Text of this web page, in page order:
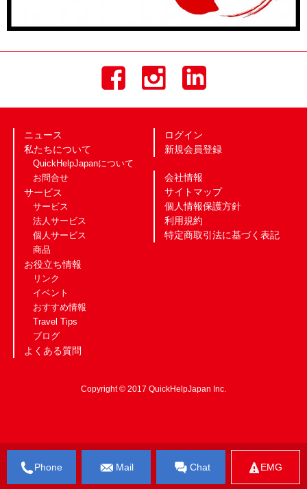
Phone Mail Chat EMG
ニュース
私たちについて
QuickHelpJapanについて
お問合せ
サービス
サービス
法人サービス
個人サービス
商品
お役立ち情報
リンク
イベント
おすすめ情報
Travel Tips
ブログ
よくある質問
ログイン
新規会員登録
会社情報
サイトマップ
個人情報保護方針
利用規約
特定商取引法に基づく表記
Copyright © 2017 QuickHelpJapan Inc.